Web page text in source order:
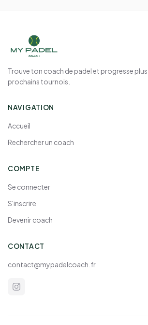
Trouve ton coach de padel et progresse
prochains tournois.
NAVIGATION
Accueil
Rechercher un coach
COMPTE
Se connecter
S'inscrire
Devenir coach
CONTACT
contact@mypadelcoach.fr